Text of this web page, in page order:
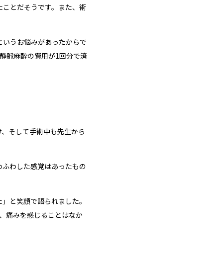
とだそうです。また、術
うお悩みがあったからで
脈麻酔の費用が1回分で済
そして手術中も先生から
わした感覚はあったもの
」と笑顔で語られました。
痛みを感じることはなか